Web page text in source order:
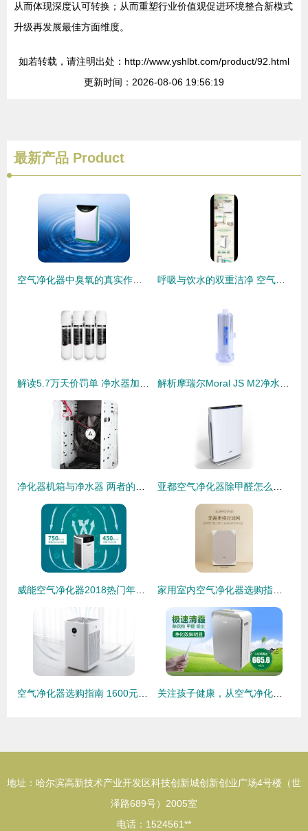
从而体现深度认可转换；从而重塑行业价值观促进环境整合新模式
升级再发展最佳方面维度。
如若转载，请注明出处：http://www.yshlbt.com/product/92.html
更新时间：2026-08-06 19:56:19
最新产品 Product
地址：哈尔滨高新技术产业开发区科技创新城创新创业广场4号楼（世
泽路689号）2005室
电话：1524561**